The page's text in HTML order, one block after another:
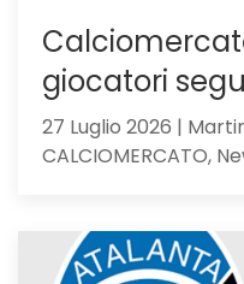
giocatori
27 Luglio 2026 |
CALCIOMERCATO,